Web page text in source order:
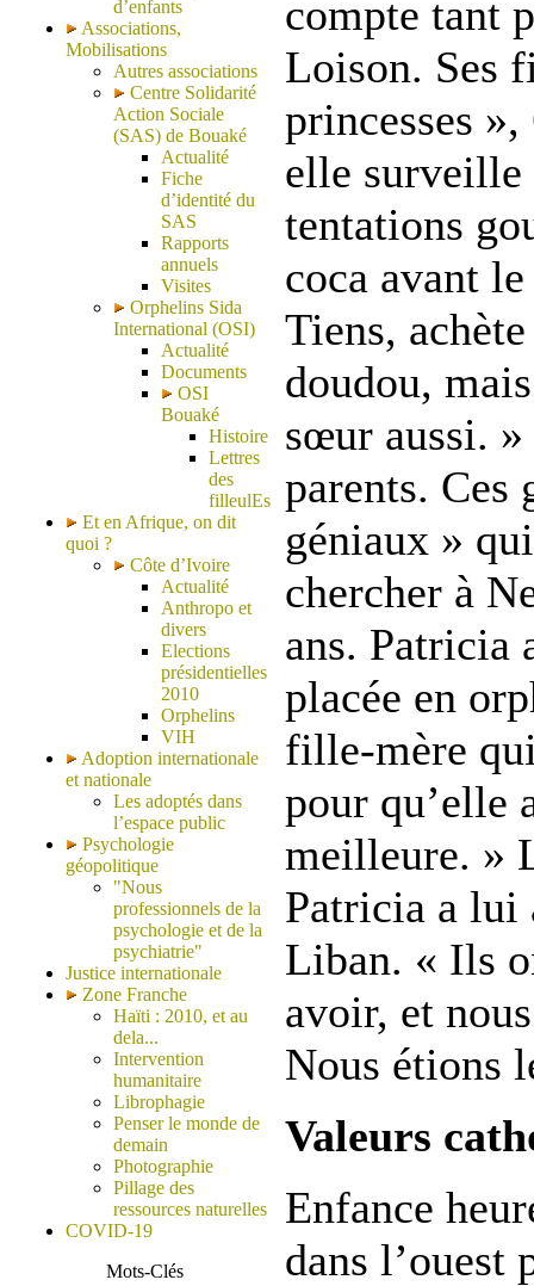
d’enfants
Associations,
Mobilisations
Autres associations
Centre Solidarité
Action Sociale
(SAS) de Bouaké
Actualité
Fiche
d’identité du
SAS
Rapports
annuels
Visites
Orphelins Sida
International (OSI)
Actualité
Documents
OSI
Bouaké
Histoire
Lettres
des
filleulEs
Et en Afrique, on dit
quoi ?
Côte d’Ivoire
Actualité
Anthropo et
divers
Elections
présidentielles
2010
Orphelins
VIH
Adoption internationale
et nationale
Les adoptés dans
l’espace public
Psychologie
géopolitique
"Nous
professionnels de la
psychologie et de la
psychiatrie"
Justice internationale
Zone Franche
Haïti : 2010, et au
dela...
Intervention
humanitaire
Librophagie
Penser le monde de
demain
Photographie
Pillage des
ressources naturelles
COVID-19
Mots-Clés
compte tant
Loison. Ses
princesses
elle surveille
tentations
coca avant
Tiens,
doudou,
sœur aussi.
parents. Ces
géniaux »
chercher à
ans. Patricia
placée en
fille-mère
pour qu’elle
meilleure. »
Patricia a lui
Liban. « Ils
avoir, et
Nous étions
Valeurs
Enfance
dans l’ouest